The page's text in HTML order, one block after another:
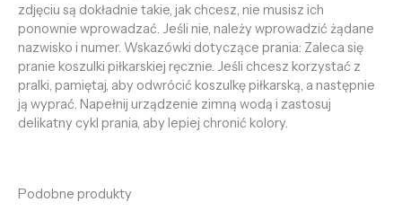
zdjęciu są dokładnie takie, jak chcesz, nie musisz ich
ponownie wprowadzać. Jeśli nie, należy wprowadzić żądane
nazwisko i numer. Wskazówki dotyczące prania: Zaleca się
pranie koszulki piłkarskiej ręcznie. Jeśli chcesz korzystać z
pralki, pamiętaj, aby odwrócić koszulkę piłkarską, a następnie
ją wyprać. Napełnij urządzenie zimną wodą i zastosuj
delikatny cykl prania, aby lepiej chronić kolory.
Podobne produkty